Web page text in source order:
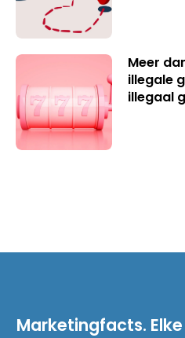
Meer
illegale
illegaal
Marketingfacts.